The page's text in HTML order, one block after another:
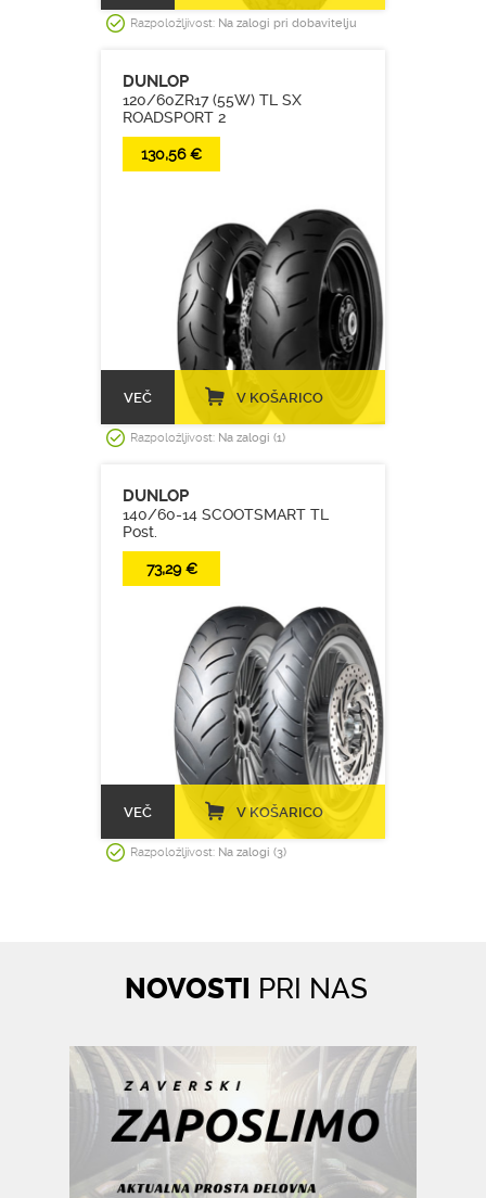
Razpoložljivost: Na zalogi pri dobavitelju
DUNLOP
120/60ZR17 (55W) TL SX
ROADSPORT 2
130,56 €
VEČ V KOŠARICO
Razpoložljivost: Na zalogi (1)
DUNLOP
140/60-14 SCOOTSMART TL
Post.
73,29 €
VEČ V KOŠARICO
Razpoložljivost: Na zalogi (3)
NOVOSTI PRI NAS